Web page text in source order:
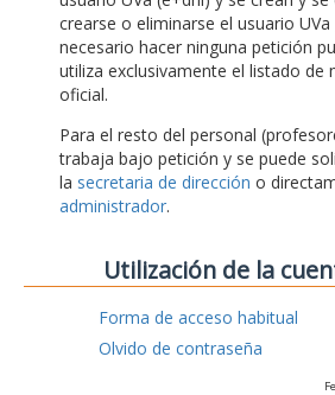
crearse o eliminarse el usuario
necesario hacer ninguna petición
utiliza exclusivamente el listado de
oficial.
Para el resto del personal
trabaja bajo petición y se puede
la secretaria de dirección o
administrador.
Utilización de la
Forma de acceso habitual
Olvido de contraseña